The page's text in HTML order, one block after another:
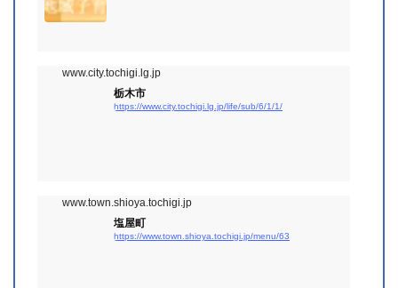
www.city.tochigi.lg.jp
栃木市
https://www.city.tochigi.lg.jp/life/sub/6/1/1/
www.town.shioya.tochigi.jp
塩屋町
https://www.town.shioya.tochigi.jp/menu/63